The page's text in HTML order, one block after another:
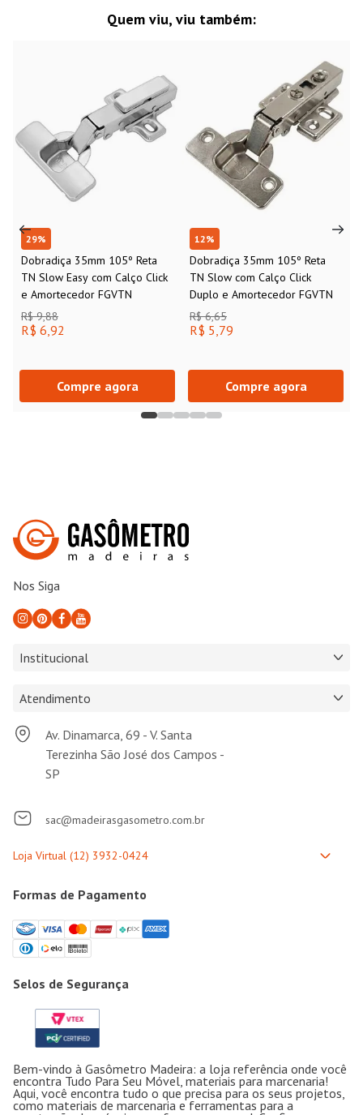
Quem viu, viu também:
29%
Dobradiça 35mm 105º Reta
TN Slow Easy com Calço Click
e Amortecedor FGVTN
R$ 9,88
R$ 6,92
Compre agora
12%
Dobradiça 35mm 105º Reta
TN Slow com Calço Click
Duplo e Amortecedor FGVTN
R$ 6,65
R$ 5,79
Compre agora
Nos Siga
Institucional
Atendimento
Av. Dinamarca, 69 - V. Santa
Terezinha São José dos Campos -
SP
sac@madeirasgasometro.com.br
Formas de Pagamento
Selos de Segurança
Bem-vindo à Gasômetro Madeira: a loja referência onde você
encontra Tudo Para Seu Móvel, materiais para marcenaria!
Aqui, você encontra tudo o que precisa para os seus projetos,
como materiais de marcenaria e ferramentas para a